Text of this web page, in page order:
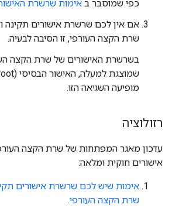
כפי שמוסבר ב אימות שרשרת
אם אין לכם שרשרת אישורים תקינה
שרת הקצה העורפי, זו הסיבה לבעיה.
בשרשרת האישורים של שרת הקצה
מופיעה השגיאה הזו.
רזולוציה
עדכון מאגר המפתחות של שרת הקצה
אישורים חוקית ומלאה:
אימות שיש לכם שרשרת אישורים
שרת הקצה העורפי.